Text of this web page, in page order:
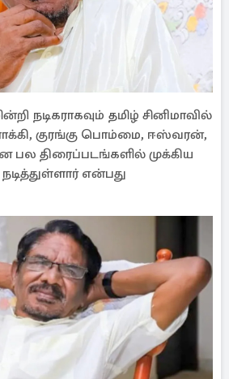
நடிகராகவும் தமிழ் சினிமாவில்
குரங்கு பொம்மை, ஈஸ்வரன்,
பல திரைப்படங்களில் முக்கிய
என்பது